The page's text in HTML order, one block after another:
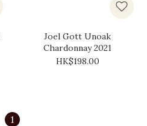
Joel Gott Unoak
Chardonnay 2021
HK$198.00
1